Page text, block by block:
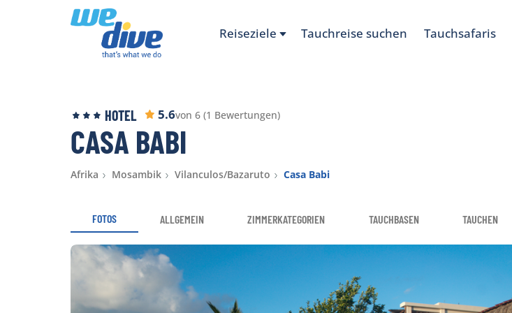
Reiseziele Tauchreise suchen Tauchsafaris
HOTEL 5.6von 6 (1 Bewertungen)
CASA BABI
Afrika Mosambik Vilanculos/Bazaruto Casa Babi
FOTOS ALLGEMEIN ZIMMERKATEGORIEN TAUCHBASEN TAUCHEN